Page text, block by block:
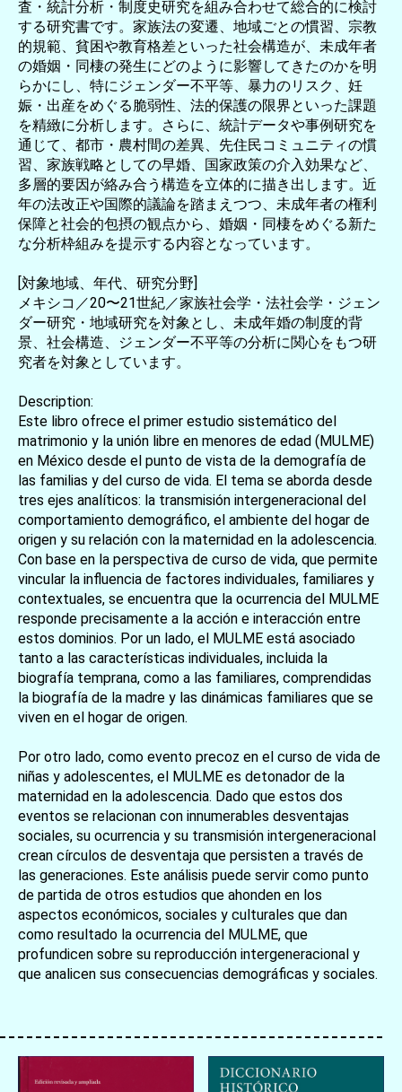
査・統計分析・制度史研究を組み合わせて総合的に検討
する研究書です。家族法の変遷、地域ごとの慣習、宗教
的規範、貧困や教育格差といった社会構造が、未成年者
の婚姻・同棲の発生にどのように影響してきたのかを明
らかにし、特にジェンダー不平等、暴力のリスク、妊
娠・出産をめぐる脆弱性、法的保護の限界といった課題
を精緻に分析します。さらに、統計データや事例研究を
通じて、都市・農村間の差異、先住民コミュニティの慣
習、家族戦略としての早婚、国家政策の介入効果など、
多層的要因が絡み合う構造を立体的に描き出します。近
年の法改正や国際的議論を踏まえつつ、未成年者の権利
保障と社会的包摂の観点から、婚姻・同棲をめぐる新た
な分析枠組みを提示する内容となっています。
[対象地域、年代、研究分野]
メキシコ／20〜21世紀／家族社会学・法社会学・ジェン
ダー研究・地域研究を対象とし、未成年婚の制度的背
景、社会構造、ジェンダー不平等の分析に関心をもつ研
究者を対象としています。
Description:
Este libro ofrece el primer estudio sistemático del
matrimonio y la unión libre en menores de edad (MULME)
en México desde el punto de vista de la demografía de
las familias y del curso de vida. El tema se aborda desde
tres ejes analíticos: la transmisión intergeneracional del
comportamiento demográfico, el ambiente del hogar de
origen y su relación con la maternidad en la adolescencia.
Con base en la perspectiva de curso de vida, que permite
vincular la influencia de factores individuales, familiares y
contextuales, se encuentra que la ocurrencia del MULME
responde precisamente a la acción e interacción entre
estos dominios. Por un lado, el MULME está asociado
tanto a las características individuales, incluida la
biografía temprana, como a las familiares, comprendidas
la biografía de la madre y las dinámicas familiares que se
viven en el hogar de origen.
Por otro lado, como evento precoz en el curso de vida de
niñas y adolescentes, el MULME es detonador de la
maternidad en la adolescencia. Dado que estos dos
eventos se relacionan con innumerables desventajas
sociales, su ocurrencia y su transmisión intergeneracional
crean círculos de desventaja que persisten a través de
las generaciones. Este análisis puede servir como punto
de partida de otros estudios que ahonden en los
aspectos económicos, sociales y culturales que dan
como resultado la ocurrencia del MULME, que
profundicen sobre su reproducción intergeneracional y
que analicen sus consecuencias demográficas y sociales.